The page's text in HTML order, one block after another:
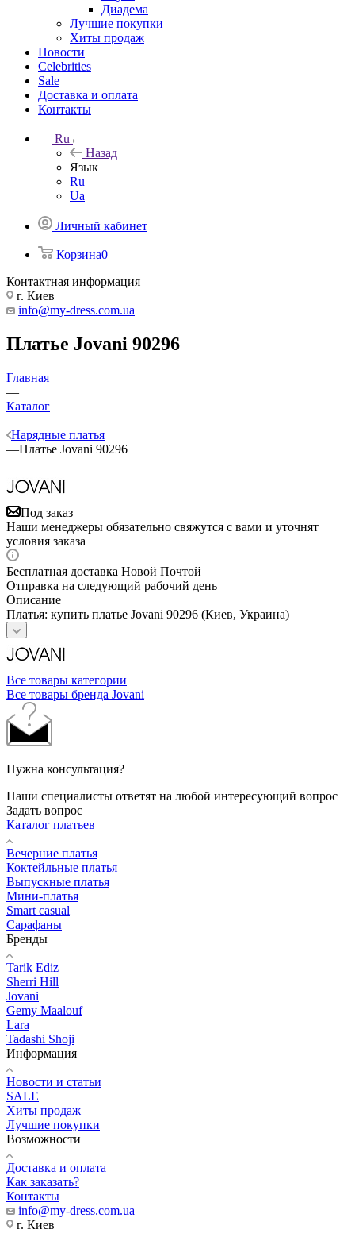
Диадема
Лучшие покупки
Хиты продаж
Новости
Celebrities
Sale
Доставка и оплата
Контакты
Ru
Назад
Язык
Ru
Ua
Личный кабинет
Корзина0
Контактная информация
г. Киев
info@my-dress.com.ua
Платье Jovani 90296
Главная
—
Каталог
—
Нарядные платья
—Платье Jovani 90296
Под заказ
Наши менеджеры обязательно свяжутся с вами и уточнят
условия заказа
Бесплатная доставка Новой Почтой
Отправка на следующий рабочий день
Описание
Платья: купить платье Jovani 90296 (Киев, Украина)
Все товары категории
Все товары бренда Jovani
Нужна консультация?
Наши специалисты ответят на любой интересующий вопрос
Задать вопрос
Каталог платьев
Вечерние платья
Коктейльные платья
Выпускные платья
Мини-платья
Smart casual
Сарафаны
Бренды
Tarik Ediz
Sherri Hill
Jovani
Gemy Maalouf
Lara
Tadashi Shoji
Информация
Новости и статьи
SALE
Хиты продаж
Лучшие покупки
Возможности
Доставка и оплата
Как заказать?
Контакты
info@my-dress.com.ua
г. Киев